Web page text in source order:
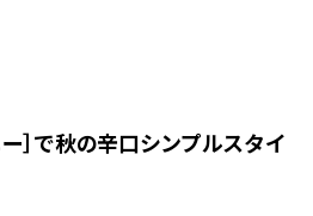
］で秋の辛口シンプルスタイ